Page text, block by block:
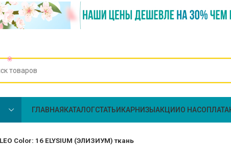
ГЛАВНАЯ КАТАЛОГСТАТЬИ КАРНИЗЫ АКЦИИ О НАСОПЛАТА
Color: 16 ELYSIUM (ЭЛИЗИУМ) ткань